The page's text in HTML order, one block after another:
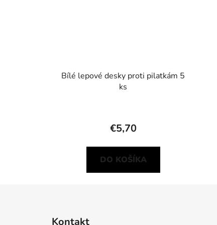
Bílé lepové desky proti pilatkám 5
ks
€5,70
DO KOŠÍKA
Kontakt